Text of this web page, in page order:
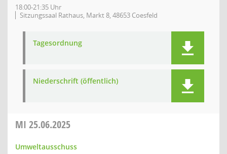
18:00-21:35 Uhr
Sitzungssaal Rathaus, Markt 8, 48653 Coesfeld
Tagesordnung
Niederschrift (öffentlich)
MI 25.06.2025
Umweltausschuss